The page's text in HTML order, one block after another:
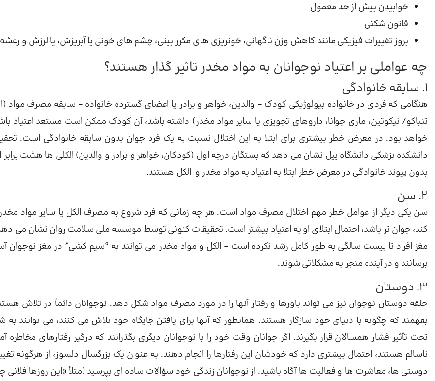
خوابیدن بیش از حد معمول
قانون شکنی
بروز تغییرات فیزیکی مانند کاهش وزن ناگهانی، خونریزی های مکرر بینی، چشم های خونی یا آبریزش، یا لرزش و رعشه
چه عواملی بر اعتیاد نوجوانان به مواد مخدر تاثیر گذار هستند؟
1. سابقه خانوادگی
هنگامی که فردی در خانواده بیولوژیکی کودک – والدین، خواهر و برادر یا اعضای گسترده خانواده – سابقه مصرف مواد
تنباکو/ نیکوتین، ماری جوانا، داروهای تجویزی یا سایر مواد مخدر) داشته باشد، آن کودک ممکن است مستعد اعتیاد
خواهد بود. در معرض خطر بیشتری برای ابتلا به این اختلال نسبت به یک فرد جوان بدون سابقه خانوادگی است.
دانشکده پزشکی دانشگاه ییل نشان می دهد که بستگان درجه اول (کودکان، خواهر و برادر و والدین) الکلی ها هشت برابر
بدون پیوند خانوادگی در معرض خطر ابتلا به اعتیاد به مواد مخدر و الکل هستند.
2. سن
سن یکی دیگر از عوامل خطر مهم اختلال مصرف مواد است. هر چه زمانی که فرد شروع به مصرف الکل یا سایر مواد
کند، جوان تر باشد، احتمال ابتلای او به اعتیاد بیشتر است. تحقیقات کنونی توسط موسسه ملی سلامت روان نشان می
مغز افراد تا بیست سالگی به طور کامل رشد نکرده است – الکل و مواد مخدر می توانند به “سیم کشی” در مغز نوجوان
برسانند و در آینده منجر به مشکلاتی شوند.
3. دوستان
حلقه دوستان نوجوان نیز می تواند باورها و رفتار آنها را در مورد مصرف مواد شکل دهد. نوجوانان دائماً در تلاش
بفهمند که چگونه با دنیای خود سازگار هستند. همانطور که آنها برای یافتن جایگاه خود تلاش می کنند، می توانند
تحت تأثیر فشار همسالان قرار بگیرند. اگر جوانان وقت خود را با نوجوانان دیگری بگذرانند که درگیر رفتارهای مخاطره
ناسالم هستند، احتمال بیشتری دارد که خودشان این رفتارها را انجام دهند. به عنوان یک بزرگسال دلسوز، از هرگونه
دوستی ها، معاشرت ها و فعالیت ها آگاه باشید. از نوجوانان زندگی خود سؤالات ساده ای بپرسید (مثلاً «این روزها فلانی